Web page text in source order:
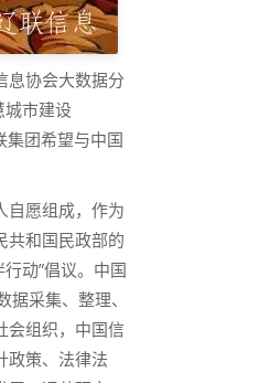
息协会大数据分
城市建设
集团希望与中国
自愿组成，作为
共和国民政部的
动”倡议。中国
采集、整理、
会组织，中国信
政策、法律法